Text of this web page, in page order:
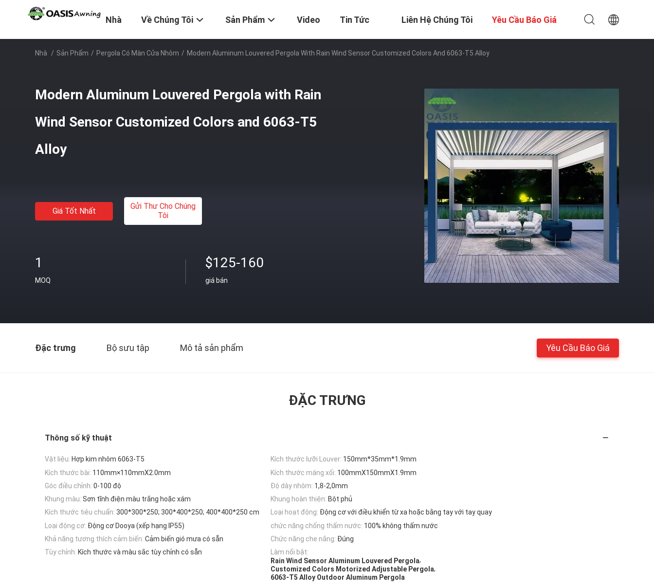
Nhà Về Chúng Tôi Sản Phẩm Video Tin Tức Liên Hệ Chúng Tôi Yêu Cầu Báo Giá
Nhà / Sản Phẩm / Pergola Có Màn Cửa Nhôm / Modern Aluminum Louvered Pergola With Rain Wind Sensor Customized Colors And 6063-T5 Alloy
Modern Aluminum Louvered Pergola with Rain
Wind Sensor Customized Colors and 6063-T5
Alloy
Giá Tốt Nhất
Gửi Thư Cho Chúng
Tôi
1
MOQ
$125-160
giá bán
Đặc trưng Bộ sưu tập Mô tả sản phẩm Yêu Cầu Báo Giá
ĐẶC TRƯNG
Thông số kỹ thuật
Vật liệu: Hợp kim nhôm 6063-T5 Kích thước lưỡi Louver: 150mm*35mm*1.9mm
Kích thước bài: 110mm×110mmX2.0mm Kích thước máng xối: 100mmX150mmX1.9mm
Góc điều chỉnh: 0-100 độ Độ dày nhôm: 1,8-2,0mm
Khung màu: Sơn tĩnh điện màu trắng hoặc xám Khung hoàn thiện: Bột phủ
Kích thước tiêu chuẩn: 300*300*250; 300*400*250; 400*400*250 cm Loại hoạt động: Động cơ với điều khiển từ xa hoặc bằng tay với tay quay
Loại động cơ: Động cơ Dooya (xếp hạng IP55) chức năng chống thấm nước: 100% không thấm nước
Khả năng tương thích cảm biến: Cảm biến gió mưa có sẵn Chức năng che nắng: Đúng
Tùy chỉnh: Kích thước và màu sắc tùy chỉnh có sẵn
Làm nổi bật:
Rain Wind Sensor Aluminum Louvered Pergola,
Customized Colors Motorized Adjustable Pergola,
6063-T5 Alloy Outdoor Aluminum Pergola